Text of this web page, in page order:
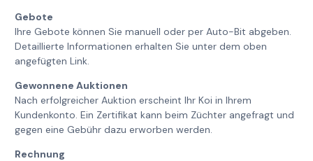
Gebote
Ihre Gebote können Sie manuell oder per Auto-Bit abgeben.
Detaillierte Informationen erhalten Sie unter dem oben
angefügten Link.
Gewonnene Auktionen
Nach erfolgreicher Auktion erscheint Ihr Koi in Ihrem
Kundenkonto. Ein Zertifikat kann beim Züchter angefragt und
gegen eine Gebühr dazu erworben werden.
Rechnung